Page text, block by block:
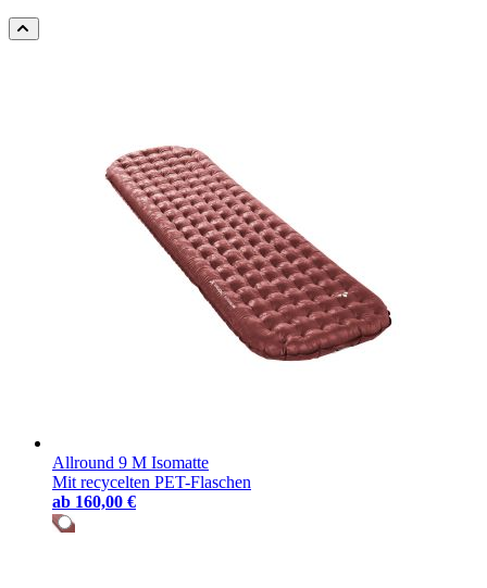
Allround 9 M Isomatte
Mit recycelten PET-Flaschen
ab 160,00 €